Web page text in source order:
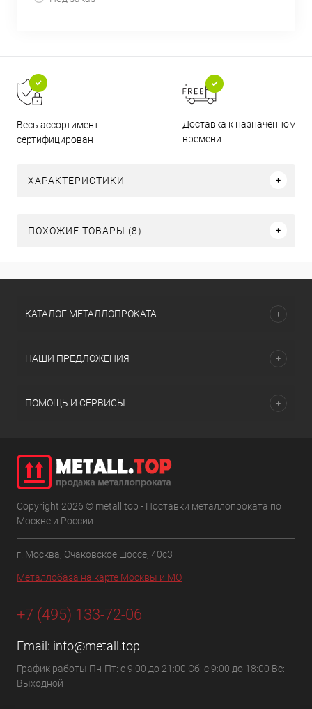
Весь ассортимент
сертифицирован
Доставка к назначенному
времени
ХАРАКТЕРИСТИКИ
ПОХОЖИЕ ТОВАРЫ (8)
КАТАЛОГ МЕТАЛЛОПРОКАТА
НАШИ ПРЕДЛОЖЕНИЯ
ПОМОЩЬ И СЕРВИСЫ
Copyright 2026 © metall.top - Поставки металлопроката по
Москве и России
г. Москва, Очаковское шоссе, 40с3
Металлобаза на карте Москвы и МО
+7 (495) 133-72-06
Email: info@metall.top
График работы Пн-Пт: с 9:00 до 21:00 Сб: с 9:00 до 18:00 Вс:
Выходной